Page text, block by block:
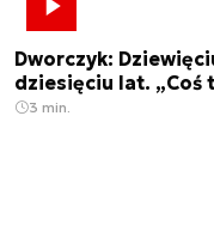
Dworczyk:
dziesięciu lat. „Coś
3 min.